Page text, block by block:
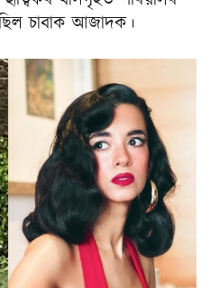
চাবাক আজাদক।